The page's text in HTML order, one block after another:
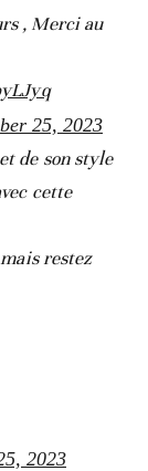
, Merci au
25, 2023
de son style
cette
restez
2023